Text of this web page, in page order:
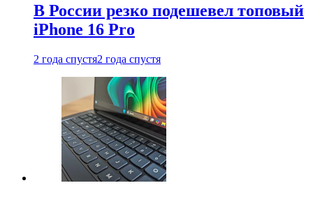
В России резко подешевел топовый
iPhone 16 Pro
2 года спустя2 года спустя